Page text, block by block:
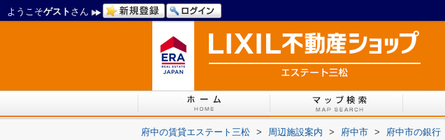
ようこそゲスト さん
府中の賃貸エステート三松 > 周辺施設案内 > 府中市 > 府中市の銀行